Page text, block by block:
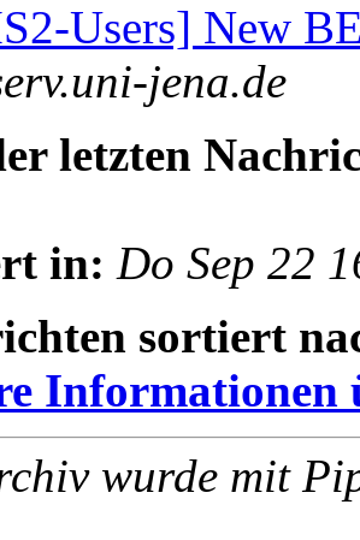
Users] New
jena.de
letzten
in: Do Sep 22
sortiert
Informationen
wurde mit